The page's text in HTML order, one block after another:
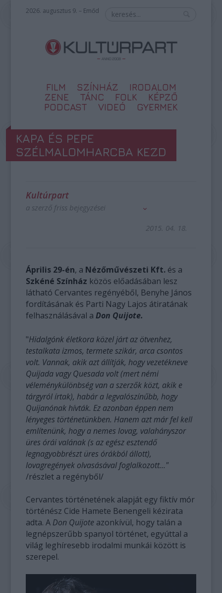
2026. augusztus 9. – Emőd
FILM SZÍNHÁZ
IRODALOM
ZENE
TÁNC FOLK
KÉPZŐ
PODCAST
VIDEÓ GYERMEK
KAPA ÉS PEPE
SZÉLMALOMHARCBA KEZD
Kultúrpart
a szerző friss bejegyzései
2015. 04. 18.
Április 29-én, a Nézőművészeti Kft. és a
Szkéné Színház közös előadásában lesz
látható Cervantes regényéből, Benyhe János
fordításának és Parti Nagy Lajos átiratának
felhasználásával aDon Quijote.
"Hidalgónk életkora közel járt az ötvenhez,
testalkata izmos, termete szikár, arca csontos
volt. Vannak, akik azt állítják, hogy vezetékneve
Quijada vagy Quesada volt (mert némi
véleménykülönbség van a szerzők közt, akik e
tárgyról írtak), habár a legvalószínűbb, hogy
Quijanónak hívták. Ez azonban éppen nem
lényeges történetünkben. Hanem azt már fel kell
említenünk, hogy a nemes lovag, valahányszor
üres órái valának (s az egész esztendő
legnagyobbrészt üres órákból állott),
lovagregények olvasásával foglalkozott…"
/részlet a regényből/
Cervantes történetének alapját egy fiktív mór
történész Cide Hamete Benengeli kézirata
adta. A Don Quijote azonkívül, hogy talán a
legnépszerűbb spanyol történet, egyúttal a
világ leghíresebb irodalmi munkái között is
szerepel.